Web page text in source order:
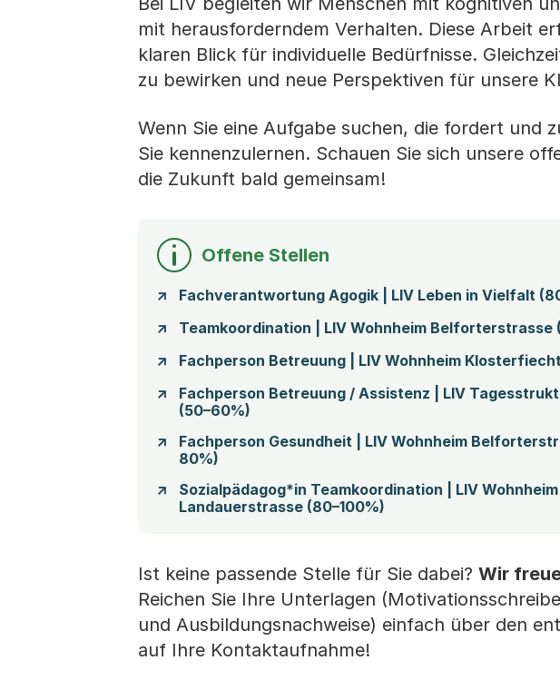
mit herausforderndem Verhalten. Diese Arbeit
klaren Blick für individuelle Bedürfnisse.
zu bewirken und neue Perspektiven für unsere
Wenn Sie eine Aufgabe suchen, die fordert und
Sie kennenzulernen. Schauen Sie sich unsere
die Zukunft bald gemeinsam!
Offene Stellen
Fachverantwortung Agogik | LIV Leben in Vielfalt
Teamkoordination | LIV Wohnheim Belforterstrasse
Fachperson Betreuung | LIV Wohnheim
Fachperson Betreuung / Assistenz | LIV
(50–60%)
Fachperson Gesundheit | LIV Wohnheim
80%)
Sozialpädagog*in Teamkoordination | LIV Wohnheim
Landauerstrasse (80–100%)
Ist keine passende Stelle für Sie dabei? Wir
Reichen Sie Ihre Unterlagen
und Ausbildungsnachweise) einfach über den
auf Ihre Kontaktaufnahme!